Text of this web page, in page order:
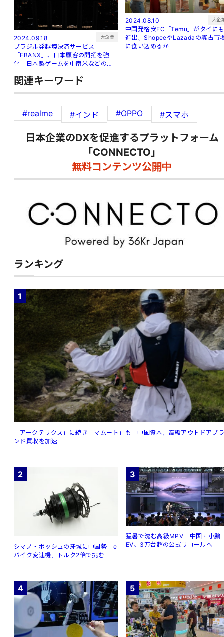
2024.09.18 大企業
ブラジル発越境決済サービス
「EBANX」、日本顧客の開拓を強
化 日本製ゲームを中南米などの新
2024.08.10 大企
中国発格安EC「Temu」がタイに
進出、ShopeeやLazadaの寡占市
に食い込めるか
関連キーワード
#realme #インド #OPPO #スマホ
日本企業のDXを促進するプラットフォーム
「CONNECTO」
無料コンテンツ公開中
ランキング
1
「アークテリクス」に続き「マムート」も 中国資本、高級アウトドアブ
ンド買収を加速
2
シマノ・ボッシュの牙城に中国勢 e
バイク変速機、トルク2倍で挑む
3
猛暑で沈む高級MPV 中国・小鵬
EV、3万台超の公式リコールへ
4 5